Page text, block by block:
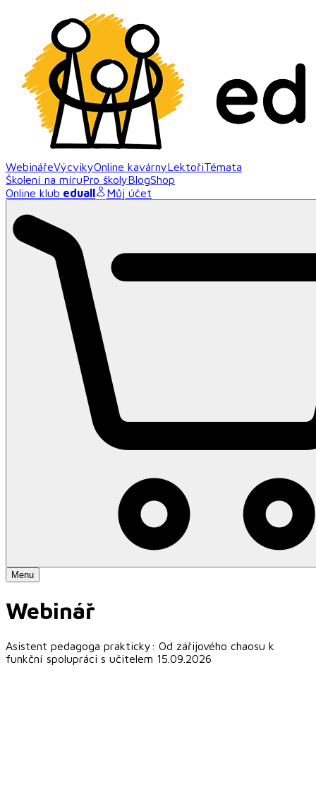
WebinářeVýcvikyOnline kavárnyLektořiTémata
Školení na míruPro školyBlogShop
Online klub eduall Můj účet
Menu
Webinář
Asistent pedagoga prakticky: Od zářijového chaosu k
funkční spolupráci s učitelem 15.09.2026